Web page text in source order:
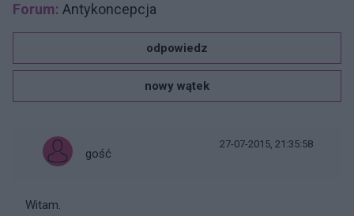
Forum: Antykoncepcja
odpowiedz
nowy wątek
gość
27-07-2015, 21:35:58
Witam.